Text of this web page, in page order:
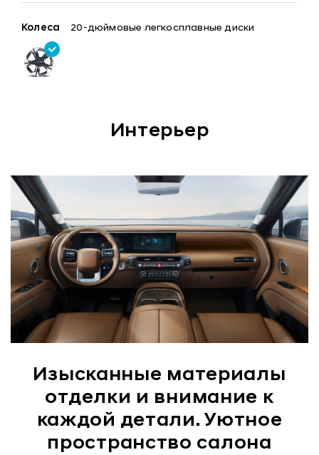
Колеса 20-дюймовые легкосплавные диски
Интерьер
Изысканные материалы
отделки и внимание к
каждой детали. Уютное
пространство салона